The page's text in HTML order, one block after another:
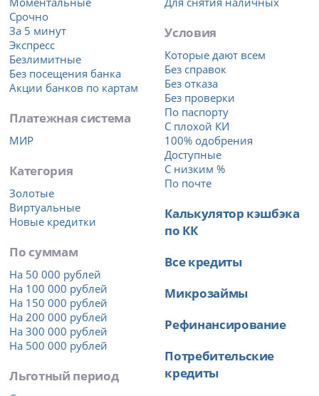
Срочно
За 5 минут
Экспресс
Безлимитные
Без посещения банка
Акции банков по картам
Платежная система
МИР
Категория
Золотые
Виртуальные
Новые кредитки
По суммам
На 50 000 рублей
На 100 000 рублей
На 150 000 рублей
На 200 000 рублей
На 300 000 рублей
На 500 000 рублей
Льготный период
Условия
Которые дают всем
Без справок
Без отказа
Без проверки
По паспорту
С плохой КИ
100% одобрения
Доступные
С низким %
По почте
Калькулятор кэшбэка
по КК
Все кредиты
Микрозаймы
Рефинансирование
Потребительские
кредиты